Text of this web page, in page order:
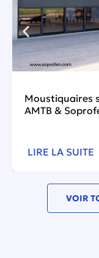
Moustiquaires
AMTB &
LIRE LA SUITE
VOIR